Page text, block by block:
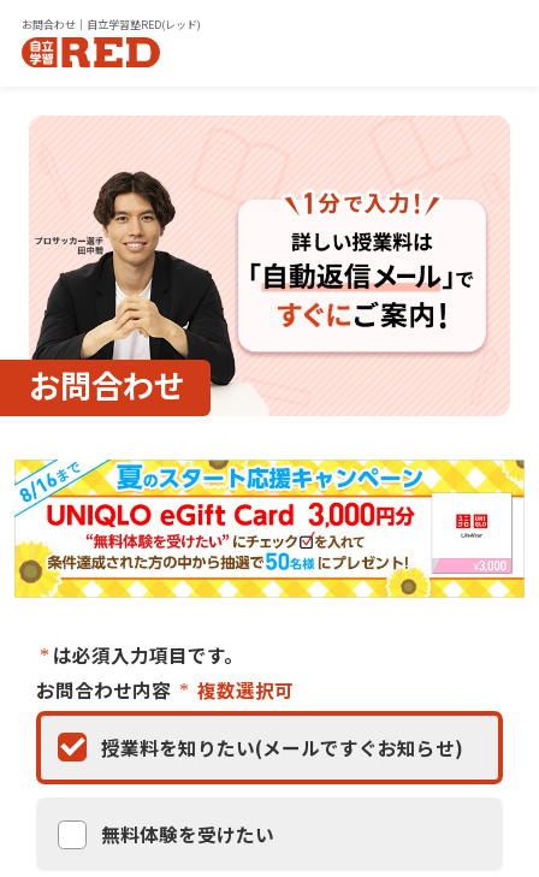
お問合わせ｜自立学習塾RED(レッド)
お問合わせ
は必須入力項目です。
お問合わせ内容
複数選択可
授業料を知りたい(メールですぐお知らせ)
無料体験を受けたい